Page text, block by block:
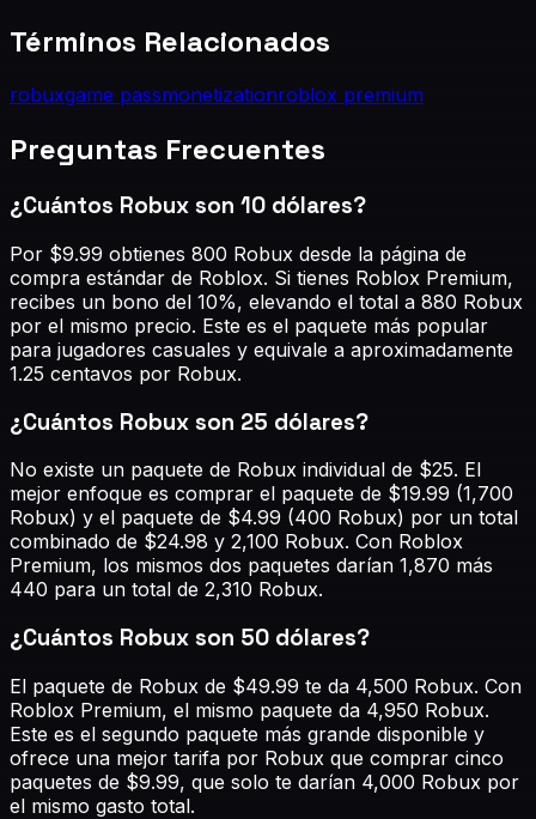
Términos Relacionados
robuxgame passmonetizationroblox premium
Preguntas Frecuentes
¿Cuántos Robux son 10 dólares?
Por $9.99 obtienes 800 Robux desde la página de
compra estándar de Roblox. Si tienes Roblox Premium,
recibes un bono del 10%, elevando el total a 880 Robux
por el mismo precio. Este es el paquete más popular
para jugadores casuales y equivale a aproximadamente
1.25 centavos por Robux.
¿Cuántos Robux son 25 dólares?
No existe un paquete de Robux individual de $25. El
mejor enfoque es comprar el paquete de $19.99 (1,700
Robux) y el paquete de $4.99 (400 Robux) por un total
combinado de $24.98 y 2,100 Robux. Con Roblox
Premium, los mismos dos paquetes darían 1,870 más
440 para un total de 2,310 Robux.
¿Cuántos Robux son 50 dólares?
El paquete de Robux de $49.99 te da 4,500 Robux. Con
Roblox Premium, el mismo paquete da 4,950 Robux.
Este es el segundo paquete más grande disponible y
ofrece una mejor tarifa por Robux que comprar cinco
paquetes de $9.99, que solo te darían 4,000 Robux por
el mismo gasto total.